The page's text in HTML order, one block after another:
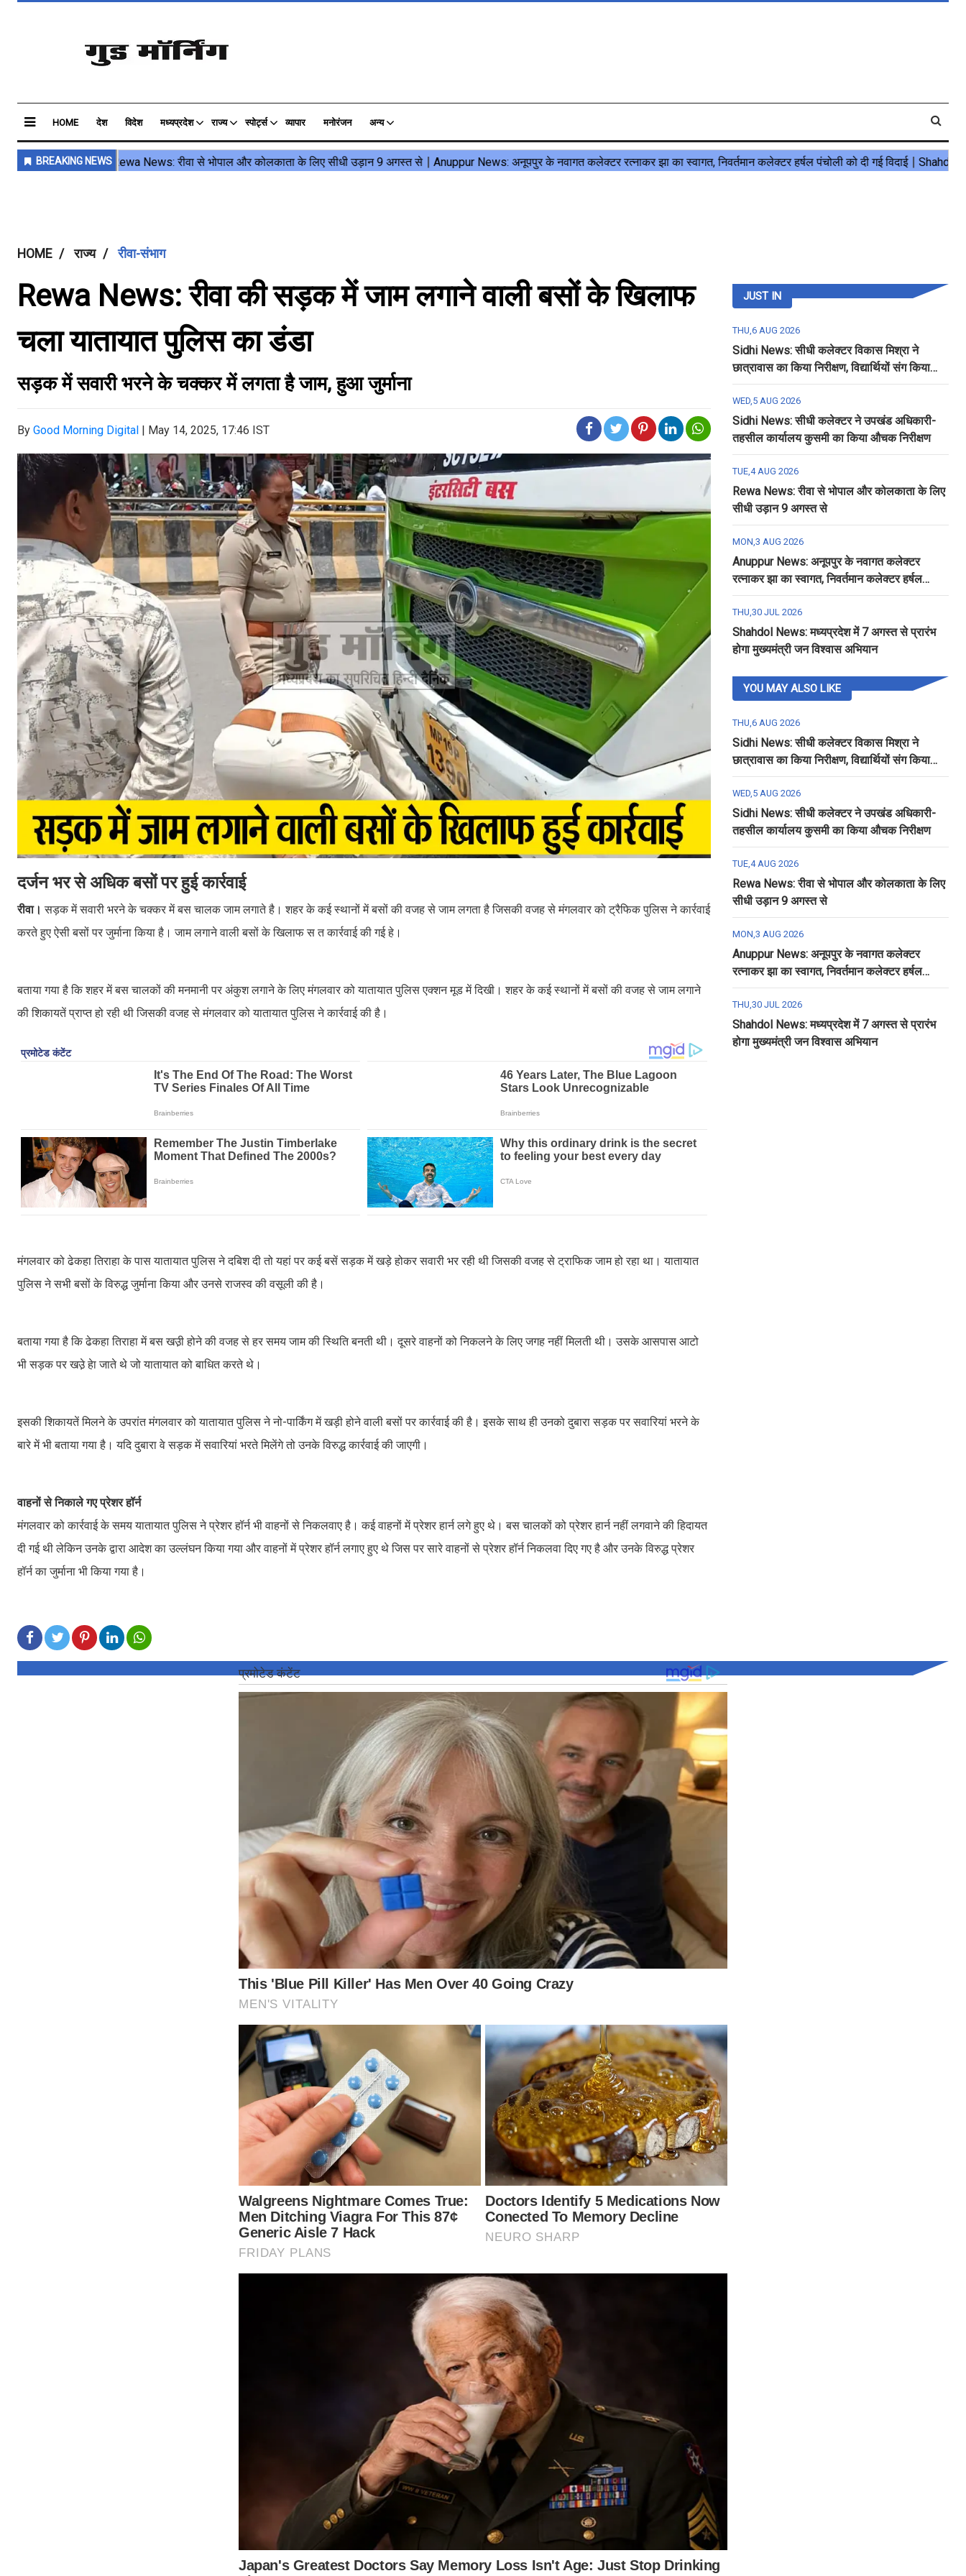
HOME देश विदेश मध्यप्रदेश राज्य स्पोर्ट्स व्यापार मनोरंजन अन्य
HOME राज्य रीवा-संभाग
Rewa News: रीवा की सड़क में जाम लगाने वाली बसों के खिलाफ
चला यातायात पुलिस का डंडा
सड़क में सवारी भरने के चक्कर में लगता है जाम, हुआ जुर्माना
By Good Morning Digital | May 14, 2025, 17:46 IST
दर्जन भर से अधिक बसों पर हुई कार्रवाई
रीवा।सड़क में सवारी भरने के चक्कर में बस चालक जाम लगाते है। शहर के कई स्थानों में बसों की वजह से जाम लगता है जिसकी वजह से मंगलवार को ट्रैफिक पुलिस ने कार्रवाई
करते हुए ऐसी बसों पर जुर्माना किया है। जाम लगाने वाली बसों के खिलाफ स त कार्रवाई की गई हे।
बताया गया है कि शहर में बस चालकों की मनमानी पर अंकुश लगाने के लिए मंगलवार को यातायात पुलिस एक्शन मूड में दिखी। शहर के कई स्थानों में बसों की वजह से जाम लगाने
की शिकायतें प्राप्त हो रही थी जिसकी वजह से मंगलवार को यातायात पुलिस ने कार्रवाई की है।
मंगलवार को ढेकहा तिराहा के पास यातायात पुलिस ने दबिश दी तो यहां पर कई बसें सड़क में खड़े होकर सवारी भर रही थी जिसकी वजह से ट्राफिक जाम हो रहा था। यातायात
पुलिस ने सभी बसों के विरुद्ध जुर्माना किया और उनसे राजस्व की वसूली की है।
बताया गया है कि ढेकहा तिराहा में बस खउ़ी होने की वजह से हर समय जाम की स्थिति बनती थी। दूसरे वाहनों को निकलने के लिए जगह नहीं मिलती थी। उसके आसपास आटो
भी सड़क पर खउ़े हेा जाते थे जो यातायात को बाधित करते थे।
इसकी शिकायतें मिलने के उपरांत मंगलवार को यातायात पुलिस ने नो-पार्किंग में खड़ी होने वाली बसों पर कार्रवाई की है। इसके साथ ही उनको दुबारा सड़क पर सवारियां भरने के
बारे में भी बताया गया है। यदि दुबारा वे सड़क में सवारियां भरते मिलेंगे तो उनके विरुद्ध कार्रवाई की जाएगी।
वाहनों से निकाले गए प्रेशर हॉर्न
मंगलवार को कार्रवाई के समय यातायात पुलिस ने प्रेशर हॉर्न भी वाहनों से निकलवाए है। कई वाहनों में प्रेशर हार्न लगे हुए थे। बस चालकों को प्रेशर हार्न नहीं लगवाने की हिदायत
दी गई थी लेकिन उनके द्वारा आदेश का उल्लंघन किया गया और वाहनों में प्रेशर हॉर्न लगाए हुए थे जिस पर सारे वाहनों से प्रेशर हॉर्न निकलवा दिए गए है और उनके विरुद्ध प्रेशर
हॉर्न का जुर्माना भी किया गया है।
JUST IN
THU,6 AUG 2026
Sidhi News: सीधी कलेक्टर विकास मिश्रा ने
छात्रावास का किया निरीक्षण, विद्यार्थियों संग किया
रात्रि भोजन
WED,5 AUG 2026
Sidhi News: सीधी कलेक्टर ने उपखंड अधिकारी-
तहसील कार्यालय कुसमी का किया औचक निरीक्षण
TUE,4 AUG 2026
Rewa News: रीवा से भोपाल और कोलकाता के लिए
सीधी उड़ान 9 अगस्त से
MON,3 AUG 2026
Anuppur News: अनूपपुर के नवागत कलेक्टर
रत्नाकर झा का स्वागत, निवर्तमान कलेक्टर हर्षल
पंचोली को दी गई विदाई
THU,30 JUL 2026
Shahdol News: मध्यप्रदेश में 7 अगस्त से प्रारंभ
होगा मुख्यमंत्री जन विश्वास अभियान
YOU MAY ALSO LIKE
THU,6 AUG 2026
Sidhi News: सीधी कलेक्टर विकास मिश्रा ने
छात्रावास का किया निरीक्षण, विद्यार्थियों संग किया
रात्रि भोजन
WED,5 AUG 2026
Sidhi News: सीधी कलेक्टर ने उपखंड अधिकारी-
तहसील कार्यालय कुसमी का किया औचक निरीक्षण
TUE,4 AUG 2026
Rewa News: रीवा से भोपाल और कोलकाता के लिए
सीधी उड़ान 9 अगस्त से
MON,3 AUG 2026
Anuppur News: अनूपपुर के नवागत कलेक्टर
रत्नाकर झा का स्वागत, निवर्तमान कलेक्टर हर्षल
पंचोली को दी गई विदाई
THU,30 JUL 2026
Shahdol News: मध्यप्रदेश में 7 अगस्त से प्रारंभ
होगा मुख्यमंत्री जन विश्वास अभियान